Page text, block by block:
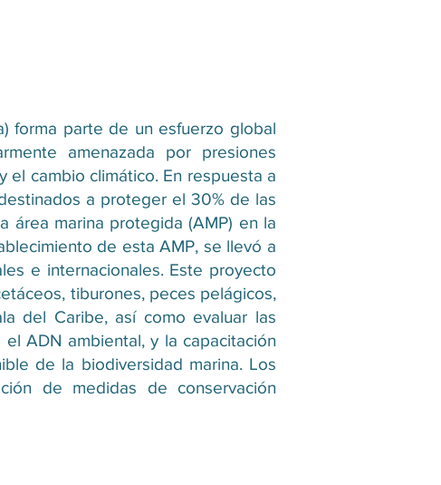
forma parte de un esfuerzo global
amenazada por presiones
el cambio climático. En respuesta a
a proteger el 30% de las
área marina protegida (AMP) en la
de esta AMP, se llevó a
e internacionales. Este proyecto
tiburones, peces pelágicos,
del Caribe, así como evaluar las
ADN ambiental, y la capacitación
de la biodiversidad marina. Los
de medidas de conservación